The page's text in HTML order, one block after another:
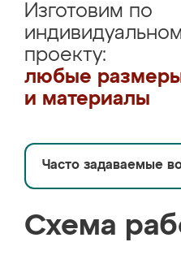
Изготовим по
проекту:
любые
и материалы
Часто задаваемые
Схема